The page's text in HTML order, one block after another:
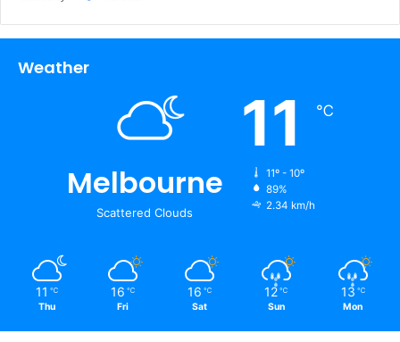
Weather
Melbourne
Scattered Clouds
11 ℃
11º - 10º
89%
2.34 km/h
11 ℃
Thu
16 ℃
Fri
16 ℃
Sat
12 ℃
Sun
13 ℃
Mon